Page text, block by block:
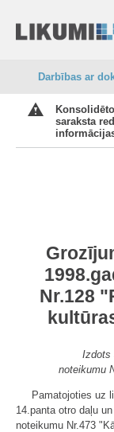
Darbības ar
saraksta
Nr.128
Izdots
noteikumu
Pamatojoties uz
14.panta otro daļu
noteikumu Nr.473